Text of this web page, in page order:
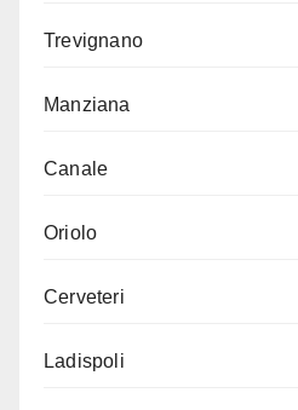
Trevignano
Manziana
Canale
Oriolo
Cerveteri
Ladispoli